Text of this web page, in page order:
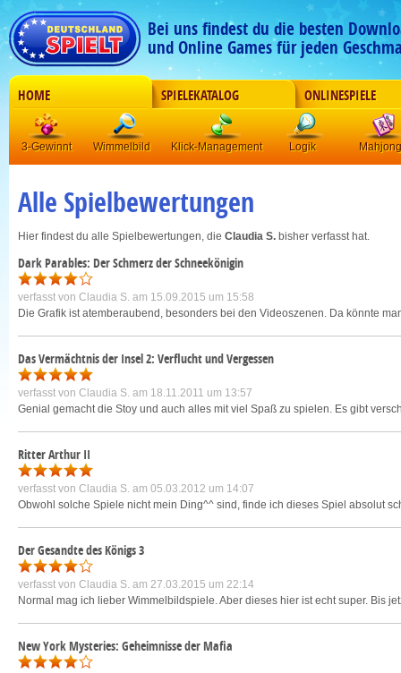
Bei uns findest du die besten
und Online Games für jeden
HOME SPIELEKATALOG ONLINESPIELE
3-Gewinnt Wimmelbild Klick-Management Logik Mahjong
Alle Spielbewertungen
Hier findest du alle Spielbewertungen, die Claudia S. bisher verfasst hat.
Dark Parables: Der Schmerz der Schneekönigin
verfasst von Claudia S. am 15.09.2015 um 15:58
Die Grafik ist atemberaubend, besonders bei den Videoszenen. Da könnte
Das Vermächtnis der Insel 2: Verflucht und Vergessen
verfasst von Claudia S. am 18.11.2011 um 13:57
Genial gemacht die Stoy und auch alles mit viel Spaß zu spielen. Es gibt
Ritter Arthur II
verfasst von Claudia S. am 05.03.2012 um 14:07
Obwohl solche Spiele nicht mein Ding^^ sind, finde ich dieses Spiel absolut
Der Gesandte des Königs 3
verfasst von Claudia S. am 27.03.2015 um 22:14
Normal mag ich lieber Wimmelbildspiele. Aber dieses hier ist echt super. Bis
New York Mysteries: Geheimnisse der Mafia